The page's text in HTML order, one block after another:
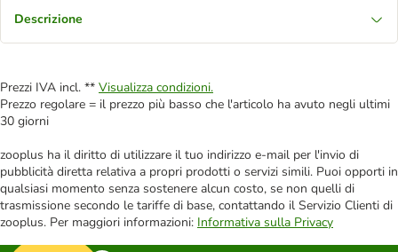
Descrizione
Prezzi IVA incl. ** Visualizza condizioni.
Prezzo regolare = il prezzo più basso che l'articolo ha avuto negli ultimi
30 giorni
zooplus ha il diritto di utilizzare il tuo indirizzo e-mail per l'invio di
pubblicità diretta relativa a propri prodotti o servizi simili. Puoi opporti in
qualsiasi momento senza sostenere alcun costo, se non quelli di
trasmissione secondo le tariffe di base, contattando il Servizio Clienti di
zooplus. Per maggiori informazioni: Informativa sulla Privacy